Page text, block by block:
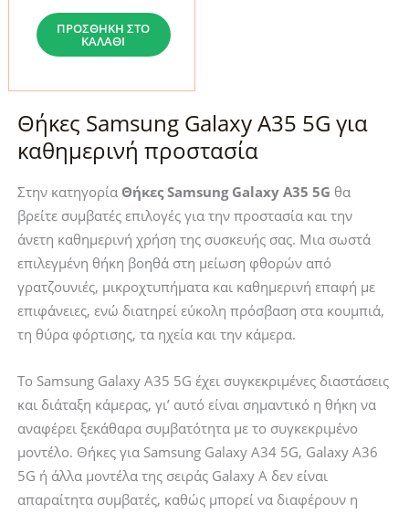
Θήκη
Tech-
Protect
Samsung
Galaxy
5G
ποσότητα
ΠΡΟΣΘΉΚΗ ΣΤΟ
ΚΑΛΆΘΙ
Θήκες Samsung Galaxy A35 5G για
καθημερινή προστασία
Στην κατηγορία Θήκες Samsung Galaxy A35 5G θα
βρείτε συμβατές επιλογές για την προστασία και την
άνετη καθημερινή χρήση της συσκευής σας. Μια σωστά
επιλεγμένη θήκη βοηθά στη μείωση φθορών από
γρατζουνιές, μικροχτυπήματα και καθημερινή επαφή με
επιφάνειες, ενώ διατηρεί εύκολη πρόσβαση στα κουμπιά,
τη θύρα φόρτισης, τα ηχεία και την κάμερα.
Το Samsung Galaxy A35 5G έχει συγκεκριμένες διαστάσεις
και διάταξη κάμερας, γι’ αυτό είναι σημαντικό η θήκη να
αναφέρει ξεκάθαρα συμβατότητα με το συγκεκριμένο
μοντέλο. Θήκες για Samsung Galaxy A34 5G, Galaxy A36
5G ή άλλα μοντέλα της σειράς Galaxy A δεν είναι
απαραίτητα συμβατές, καθώς μπορεί να διαφέρουν η